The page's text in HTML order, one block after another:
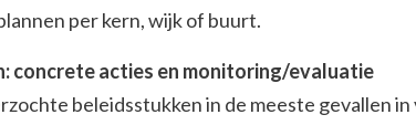
per kern, wijk of buurt.
concrete acties en monitoring/evaluatie
beleidsstukken in de meeste gevallen